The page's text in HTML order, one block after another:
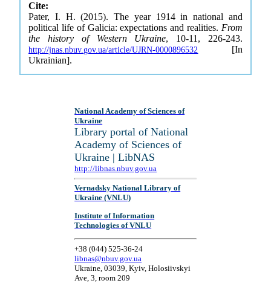
Cite:
Pater, I. H. (2015). The year 1914 in national and
political life of Galicia: expectations and realities. From
the history of Western Ukraine, 10-11, 226-243.
http://jnas.nbuv.gov.ua/article/UJRN-0000896532 [In
Ukrainian].
National Academy of Sciences of
Ukraine
Library portal of National
Academy of Sciences of
Ukraine | LibNAS
http://libnas.nbuv.gov.ua
Vernadsky National Library of
Ukraine (VNLU)
Institute of Information
Technologies of VNLU
+38 (044) 525-36-24
libnas@nbuv.gov.ua
Ukraine, 03039, Kyiv, Holosiivskyi
Ave, 3, room 209